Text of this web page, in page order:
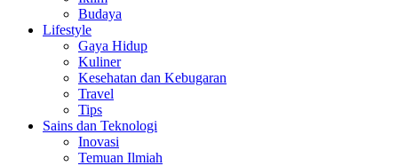
Budaya
Lifestyle
Gaya Hidup
Kuliner
Kesehatan dan Kebugaran
Travel
Tips
Sains dan Teknologi
Inovasi
Temuan Ilmiah